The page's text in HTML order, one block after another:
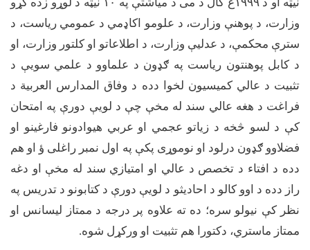
وزارت، د پوهنې وزارت، د علومو اکاډمي د عمومي ریاست، د
سترې محکمې، د عدلیې وزارت، د اطلاعاتو او کلتور وزارت، او
د کابل پوهنتون ریاست په ګډون د علماوو د علمي سویې د
تثبیت د عالي کمیسیون لخوا دده د وفاق المدارس العربیة د
فراغت د هغه عالي سند له مخې چې د لویې دورې په امتحان
کې د لسو څخه د زیاتو عجمي او عربي هیوادونو فارغینو او
فضلاوو ګډون درلود او نوموړی پکې په اول نمبر راغلی ؤ او هم
دده د افتاء د تخصص د عالي او امتیازي سند له مخې او دغه
راز دده د اوو کالو د احادیثو د لویې دورې د کتابونو د تدریس په
نظر کې نیولو سره؛ ده ته علاوه پر درجه د ممتاز لیسانس او
ممتاز ماستري، دکتورا هم تثبیت او ورکړل شوه.